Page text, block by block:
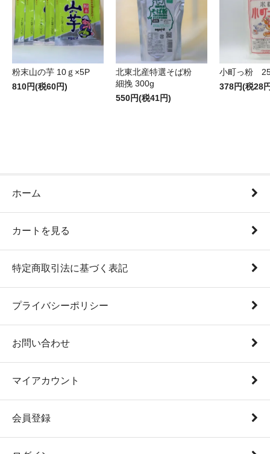
粉末山の芋 10ｇ×5P
810円(税60円)
北東北産特選そば粉
細挽 300g
550円(税41円)
小町っ粉
378円(税28
ホーム
カートを見る
特定商取引法に基づく表記
プライバシーポリシー
お問い合わせ
マイアカウント
会員登録